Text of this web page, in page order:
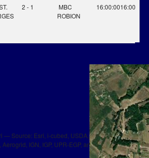
— Source: Esri, i-cubed, USDA, USGS, AEX,
IGN, IGP, UPR-EGP, and the GIS User
2 - 1
MBC
ROBION
16:00:0016:00